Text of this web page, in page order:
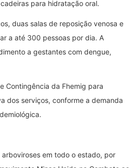
para hidratação oral.
duas salas de reposição venosa e
a até 300 pessoas por dia. A
a gestantes com dengue,
Contingência da Fhemig para
dos serviços, conforme a demanda
em todo o estado, por